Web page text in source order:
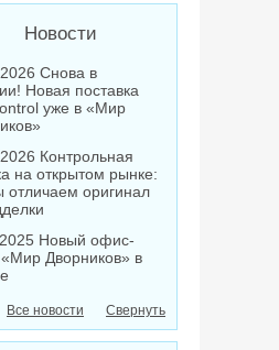
Новости
Снова в
Новая поставка
уже в «Мир
Контрольная
на открытом рынке:
отличаем оригинал
Новый офис-
Дворников» в
Свернуть
Все новости